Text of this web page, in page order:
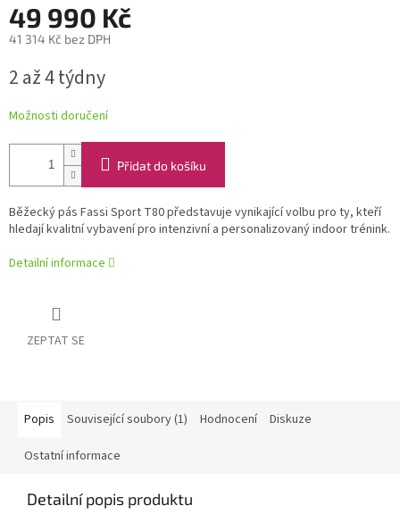
49 990 Kč
41 314 Kč bez DPH
cena:
2 až 4 týdny
Možnosti doručení
Přidat do košíku
Běžecký pás Fassi Sport T80 představuje vynikající volbu pro ty, kteří
hledají kvalitní vybavení pro intenzivní a personalizovaný indoor trénink.
Detailní informace
ZEPTAT SE
Popis Související soubory (1) Hodnocení Diskuze
Ostatní informace
Detailní popis produktu